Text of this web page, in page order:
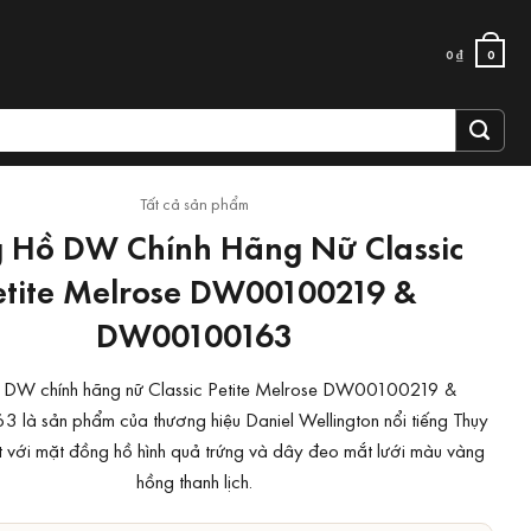
0₫ 0
Tất cả sản phẩm
DW Chính Hãng Nữ Classic
Melrose DW00100219 &
DW00100163
chính hãng nữ Classic Petite Melrose DW00100219 &
là sản phẩm của thương hiệu Daniel Wellington nổi tiếng Thụy
mặt đồng hồ hình quả trứng và dây đeo mắt lưới màu vàng
hồng thanh lịch.